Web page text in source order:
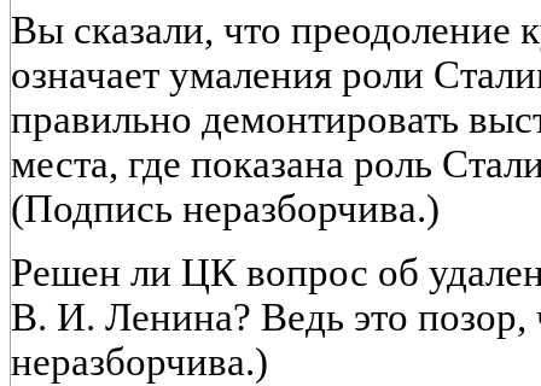
Вы сказали, что преодоление
означает умаления роли
правильно демонтировать
места, где показана роль
(Подпись неразборчива.)
Решен ли ЦК вопрос об
В. И. Ленина? Ведь это
неразборчива.)